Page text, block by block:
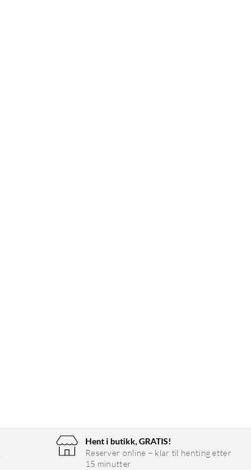
Hent i butikk, GRATIS!
Reserver online – klar til henting etter
15 minutter